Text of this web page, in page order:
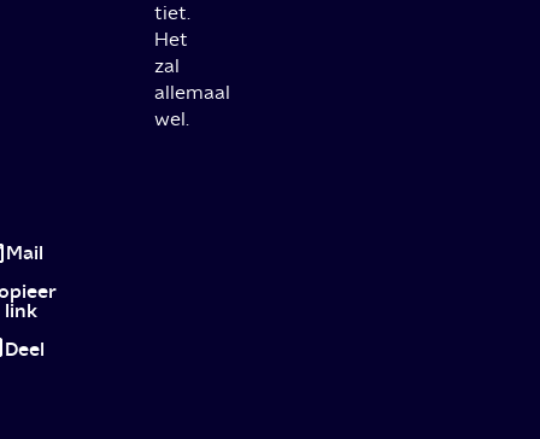
tiet.
Het
zal
allemaal
wel.
Mail
link
Deel